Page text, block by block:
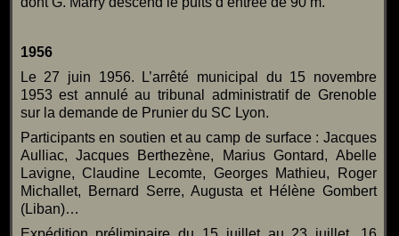
1956
Le 27 juin 1956. L’arrêté municipal du 15 novembre
1953 est annulé au tribunal administratif de Grenoble
sur la demande de Prunier du SC Lyon.
Participants en soutien et au camp de surface : Jacques
Aulliac, Jacques Berthezène, Marius Gontard, Abelle
Lavigne, Claudine Lecomte, Georges Mathieu, Roger
Michallet, Bernard Serre, Augusta et Hélène Gombert
(Liban)…